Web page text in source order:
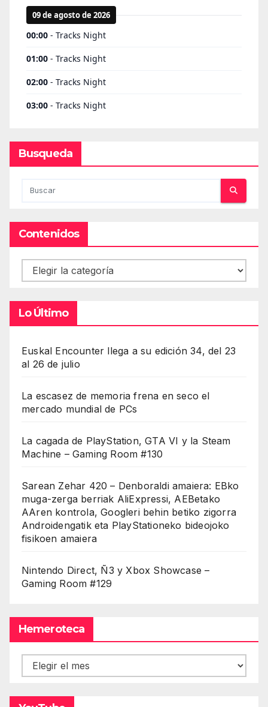
Busqueda
Contenidos
Contenidos
Lo Último
Euskal Encounter llega a su edición 34, del 23
al 26 de julio
La escasez de memoria frena en seco el
mercado mundial de PCs
La cagada de PlayStation, GTA VI y la Steam
Machine – Gaming Room #130
Sarean Zehar 420 – Denboraldi amaiera: EBko
muga-zerga berriak AliExpressi, AEBetako
AAren kontrola, Googleri behin betiko zigorra
Androidengatik eta PlayStationeko bideojoko
fisikoen amaiera
Nintendo Direct, Ñ3 y Xbox Showcase –
Gaming Room #129
Hemeroteca
Hemeroteca